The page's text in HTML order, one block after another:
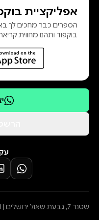
אפליקציית
הספרים כבר מחכים לך
בוקפוד ותהנו מחווית
שטנר 7, גבעת שאול ירושלים |